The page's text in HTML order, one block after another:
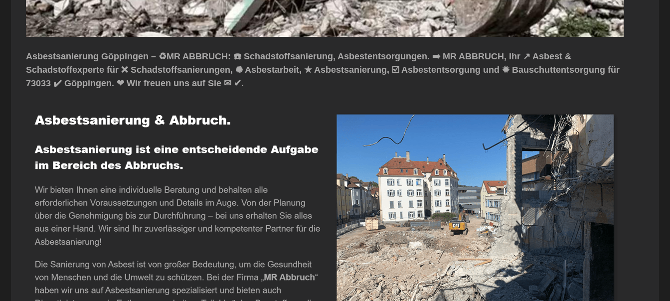
Asbestsanierung Göppingen – ♻️MR ABBRUCH: ☎️ Schadstoffsanierung, Asbestentsorgungen. ➡️ MR ABBRUCH, Ihr ↗️ Asbest &
Schadstoffexperte für ❌ Schadstoffsanierungen, ✺ Asbestarbeit, ★ Asbestsanierung, ☑️ Asbestentsorgung und ✹ Bauschuttentsorgung für
73033 ✔️ Göppingen. ❤ Wir freuen uns auf Sie ✉ ✔.